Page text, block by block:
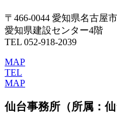
〒466-0044 愛知県名古屋
愛知県建設センター4階
TEL 052-918-2039
MAP
TEL
MAP
仙台事務所 （所属：